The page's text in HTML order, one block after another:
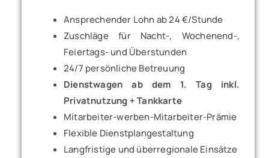
Ansprechender Lohn ab 24 €/Stunde
Zuschläge für Nacht-, Wochenend-,
Feiertags- und Überstunden
24/7 persönliche Betreuung
Dienstwagen ab dem 1. Tag inkl.
Privatnutzung + Tankkarte
Mitarbeiter-werben-Mitarbeiter-Prämie
Flexible Dienstplangestaltung
Langfristige und überregionale Einsätze